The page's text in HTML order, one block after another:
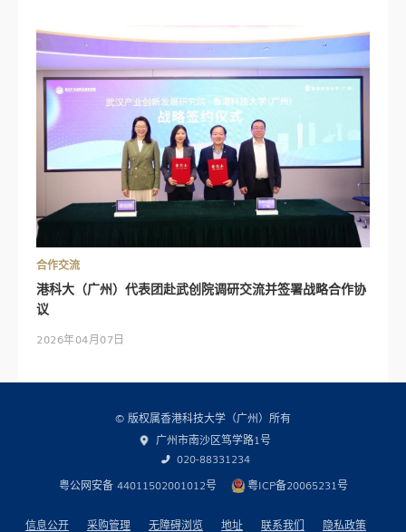
合作交流
港科大（广州）代表团赴武创院调研交流并签署战略合作协
议
2026年04月07日
© 版权属香港科技大学（广州）所有
广州市南沙区笃学路1号
020-88331234
粤公网安备 44011502001012号
粤ICP备20065231号
信息公开 采购管理 无障碍浏览 地址 联系我们 隐私政策